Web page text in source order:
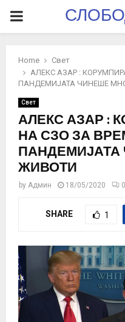
PRIMARY
Home
Свет
АЛЕКС АЗАР :
ПАНДЕМИЈАТА ЧИНЕШЕ
Свет
АЛЕКС АЗАР :
НА СЗО ЗА
ЖИВОТИ
by Админ 18/05/2020 0
SHARE 1